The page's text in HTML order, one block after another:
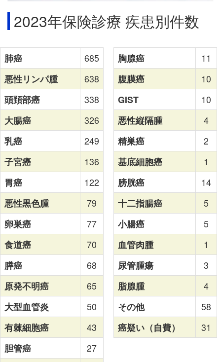
2023年保険診療 疾患別件数
肺癌
685
悪性リンパ腫
638
頭頚部癌
338
大腸癌
326
乳癌
249
子宮癌
136
胃癌
122
悪性黒色腫
79
卵巣癌
77
食道癌
70
膵癌
68
原発不明癌
65
大型血管炎
50
有棘細胞癌
43
胆管癌
27
胸腺癌
11
腹膜癌
10
GIST
10
悪性縦隔腫
4
精巣癌
2
基底細胞癌
1
膀胱癌
14
十二指腸癌
5
小腸癌
5
血管肉腫
1
尿管腫瘍
3
脂腺腫
4
その他
58
癌疑い（自費）
31